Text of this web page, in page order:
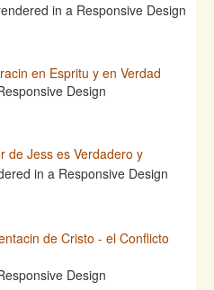
en Espritu y en Verdad
de Jess es Verdadero y
de Cristo - el Conflicto